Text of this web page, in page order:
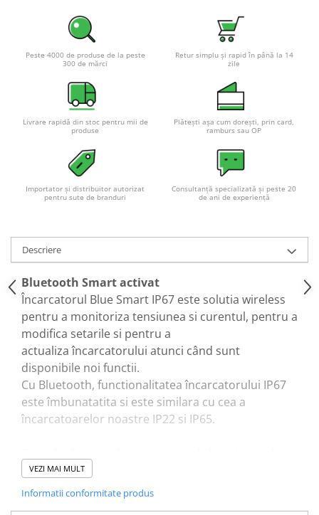
Peste 4000 de produse de la peste
300 de mărci
Retur simplu și rapid în până la 14
zile
Livrare rapidă din stoc pentru mii de
produse
Plătești așa cum dorești, prin card,
ramburs sau OP
Importator și distribuitor autorizat
pentru sute de branduri
Consultanță specializată și peste 20
de ani de experiență
Descriere
Bluetooth Smart activat
Încarcatorul Blue Smart IP67 este solutia wireless
pentru a monitoriza tensiunea si curentul, pentru a
modifica setarile si pentru a
actualiza încarcatorului atunci când sunt
disponibile noi functii.
Cu Bluetooth, functionalitatea încarcatorului IP67
este îmbunatatita si este similara cu cea a
încarcatoarelor noastre IP22 si IP65.
socuri si protejat împotriva aprinderii
Apa, uleiul sau murdaria nu vor deteriora
VEZI MAI MULT
Informatii conformitate produs